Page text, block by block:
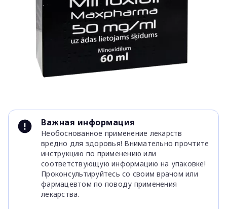
Важная информация
Необоснованное применение лекарств
вредно для здоровья! Внимательно прочтите
инструкцию по применению или
соответствующую информацию на упаковке!
Проконсультируйтесь со своим врачом или
фармацевтом по поводу применения
лекарства.